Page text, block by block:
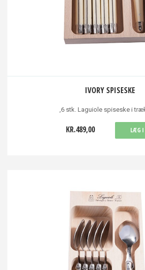
IVORY SPISESKE
,6 stk. Laguiole spiseske i
KR.489,00 LÆG I